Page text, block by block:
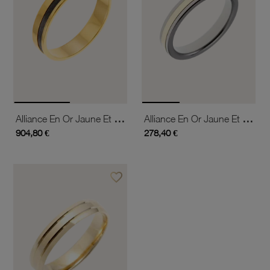
Alliance En Or Jaune Et Carbone, 4.5mm
904,80 €
Alliance En Or Jaune Et Titane 4 Mm
278,40 €
favorite_borderAjouter à vos favoris